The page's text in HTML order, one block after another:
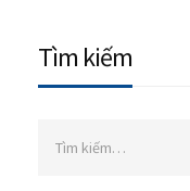
Tìm kiếm